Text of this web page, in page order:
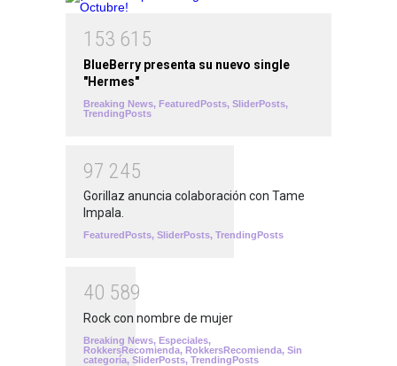
1 53 61 5
BlueBerry presenta su nuevo single
"Hermes"
Breaking News, FeaturedPosts, SliderPosts,
TrendingPosts
97 245
Gorillaz anuncia colaboración con Tame
Impala.
FeaturedPosts, SliderPosts, TrendingPosts
40 589
Rock con nombre de mujer
Breaking News, Especiales,
RokkersRecomienda, RokkersRecomienda, Sin
categoría, SliderPosts, TrendingPosts